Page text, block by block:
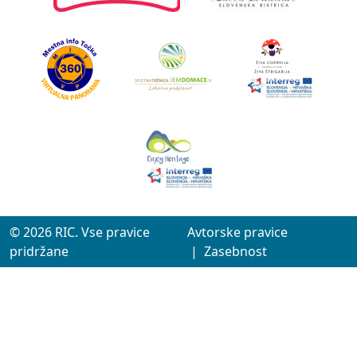
© 2026 RIC. Vse pravice
pridržane
Avtorske pravice
| Zasebnost